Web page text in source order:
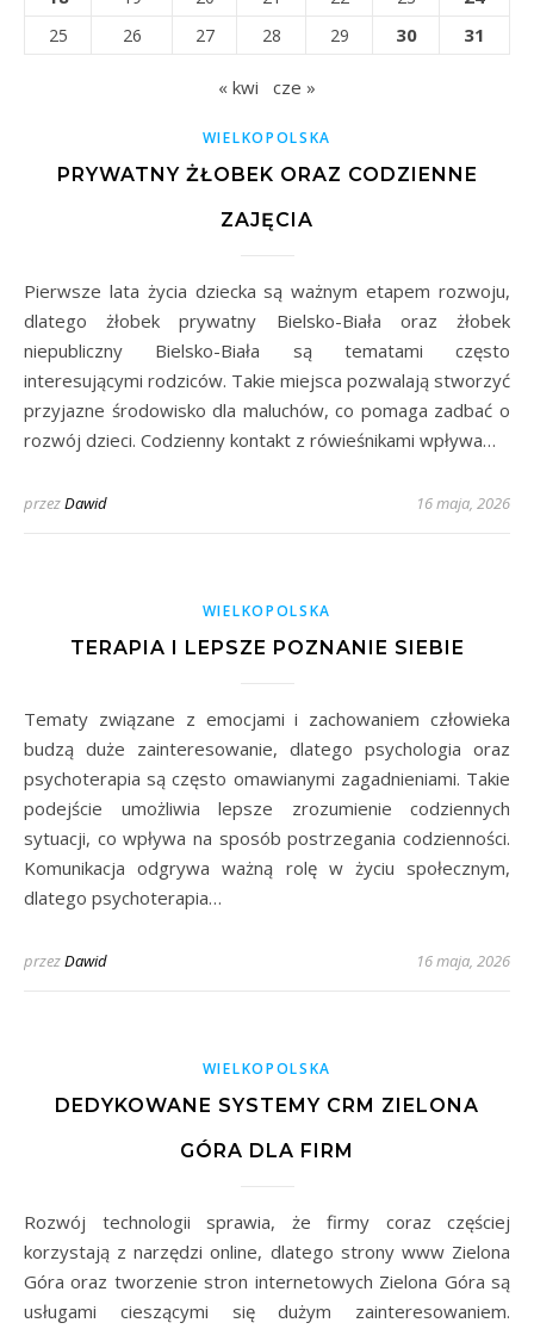
25 26 27 28 29 30 31
« kwi cze »
WIELKOPOLSKA
PRYWATNY ŻŁOBEK ORAZ CODZIENNE
ZAJĘCIA
Pierwsze lata życia dziecka są ważnym etapem rozwoju,
dlatego żłobek prywatny Bielsko-Biała oraz żłobek
niepubliczny Bielsko-Biała są tematami często
interesującymi rodziców. Takie miejsca pozwalają stworzyć
przyjazne środowisko dla maluchów, co pomaga zadbać o
rozwój dzieci. Codzienny kontakt z rówieśnikami wpływa…
przezDawid 16 maja, 2026
WIELKOPOLSKA
TERAPIA I LEPSZE POZNANIE SIEBIE
Tematy związane z emocjami i zachowaniem człowieka
budzą duże zainteresowanie, dlatego psychologia oraz
psychoterapia są często omawianymi zagadnieniami. Takie
podejście umożliwia lepsze zrozumienie codziennych
sytuacji, co wpływa na sposób postrzegania codzienności.
Komunikacja odgrywa ważną rolę w życiu społecznym,
dlatego psychoterapia…
przezDawid 16 maja, 2026
WIELKOPOLSKA
DEDYKOWANE SYSTEMY CRM ZIELONA
GÓRA DLA FIRM
Rozwój technologii sprawia, że firmy coraz częściej
korzystają z narzędzi online, dlatego strony www Zielona
Góra oraz tworzenie stron internetowych Zielona Góra są
usługami cieszącymi się dużym zainteresowaniem.